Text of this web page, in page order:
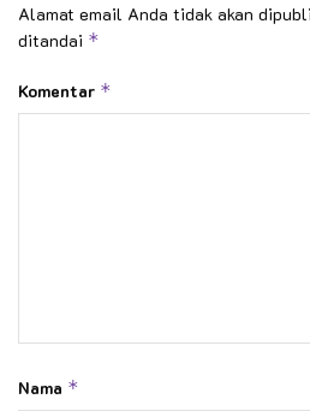
Alamat email Anda tidak akan
ditandai *
Komentar *
Nama *